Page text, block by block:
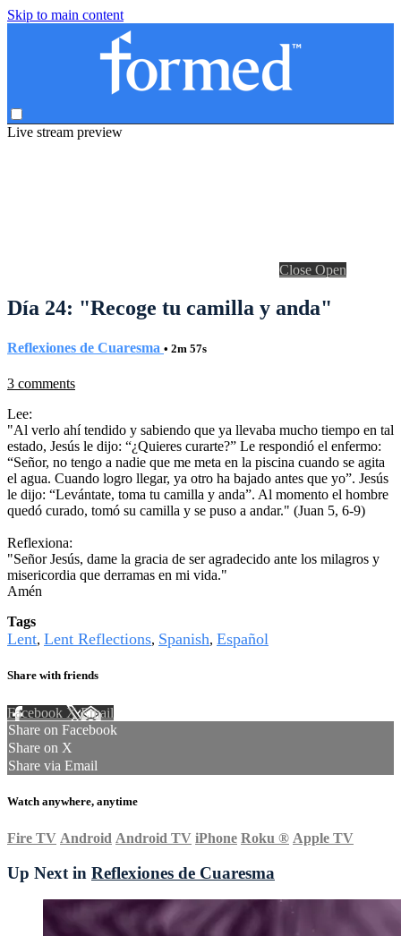
Skip to main content
Live stream preview
Close Open
Día 24: "Recoge tu camilla y anda"
Reflexiones de Cuaresma • 2m 57s
3 comments
Lee:
"Al verlo ahí tendido y sabiendo que ya llevaba mucho tiempo en tal
estado, Jesús le dijo: “¿Quieres curarte?” Le respondió el enfermo:
“Señor, no tengo a nadie que me meta en la piscina cuando se agita
el agua. Cuando logro llegar, ya otro ha bajado antes que yo”. Jesús
le dijo: “Levántate, toma tu camilla y anda”. Al momento el hombre
quedó curado, tomó su camilla y se puso a andar." (Juan 5, 6-9)
Reflexiona:
"Señor Jesús, dame la gracia de ser agradecido ante los milagros y
misericordia que derramas en mi vida."
Amén
Tags
Lent, Lent Reflections, Spanish, Español
Share with friends
Facebook XEmail
Share on Facebook
Share on X
Share via Email
Watch anywhere, anytime
Fire TV Android Android TV iPhone Roku ® Apple TV
Up Next in Reflexiones de Cuaresma